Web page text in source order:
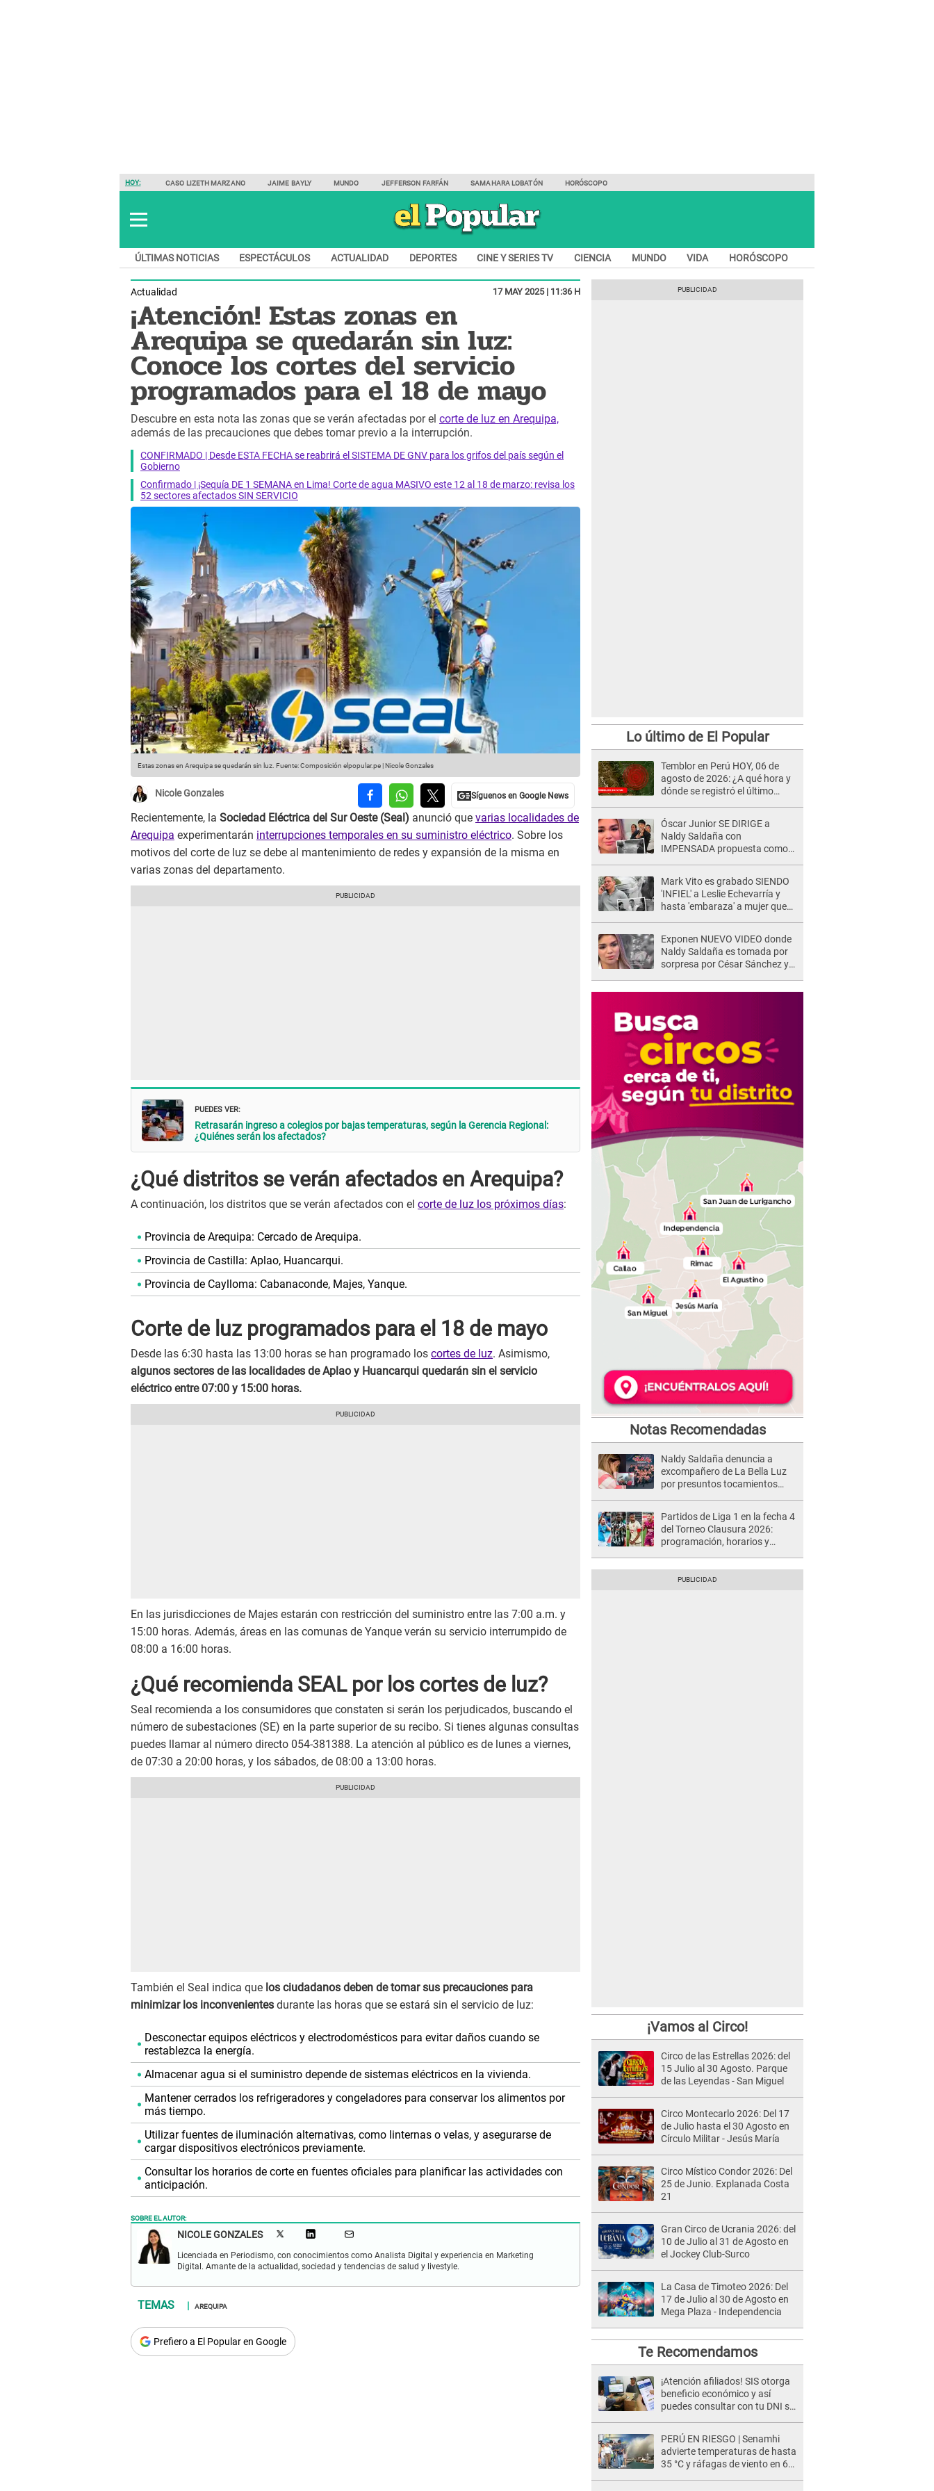
HOY: CASO LIZETH MARZANO JAIME BAYLY MUNDO JEFFERSON FARFÁN SAMAHARA LOBATÓN HORÓSCOPO
ÚLTIMAS NOTICIAS ESPECTÁCULOS ACTUALIDAD DEPORTES CINE Y SERIES TV CIENCIA MUNDO VIDA HORÓSCOPO
Actualidad 17 MAY 2025 | 11:36 H
¡Atención! Estas zonas en
Arequipa se quedarán sin luz:
Conoce los cortes del servicio
programados para el 18 de mayo
Descubre en esta nota las zonas que se verán afectadas por el corte de luz en Arequipa,
además de las precauciones que debes tomar previo a la interrupción.
CONFIRMADO | Desde ESTA FECHA se reabrirá el SISTEMA DE GNV para los grifos del país según el
Gobierno
Confirmado | ¡Sequía DE 1 SEMANA en Lima! Corte de agua MASIVO este 12 al 18 de marzo: revisa los
52 sectores afectados SIN SERVICIO
Estas zonas en Arequipa se quedarán sin luz. Fuente: Composición elpopular.pe | Nicole Gonzales
Nicole Gonzales
Recientemente, la Sociedad Eléctrica del Sur Oeste (Seal) anunció que varias localidades de
Arequipa experimentarán interrupciones temporales en su suministro eléctrico. Sobre los
motivos del corte de luz se debe al mantenimiento de redes y expansión de la misma en
varias zonas del departamento.
PUEDES VER:
Retrasarán ingreso a colegios por bajas temperaturas, según la Gerencia Regional:
¿Quiénes serán los afectados?
¿Qué distritos se verán afectados en Arequipa?
A continuación, los distritos que se verán afectados con el corte de luz los próximos días:
Provincia de Arequipa: Cercado de Arequipa.
Provincia de Castilla: Aplao, Huancarqui.
Provincia de Caylloma: Cabanaconde, Majes, Yanque.
Corte de luz programados para el 18 de mayo
Desde las 6:30 hasta las 13:00 horas se han programado los cortes de luz. Asimismo,
algunos sectores de las localidades de Aplao y Huancarqui quedarán sin el servicio
eléctrico entre 07:00 y 15:00 horas.
En las jurisdicciones de Majes estarán con restricción del suministro entre las 7:00 a.m. y
15:00 horas. Además, áreas en las comunas de Yanque verán su servicio interrumpido de
08:00 a 16:00 horas.
¿Qué recomienda SEAL por los cortes de luz?
Seal recomienda a los consumidores que constaten si serán los perjudicados, buscando el
número de subestaciones (SE) en la parte superior de su recibo. Si tienes algunas consultas
puedes llamar al número directo 054-381388. La atención al público es de lunes a viernes,
de 07:30 a 20:00 horas, y los sábados, de 08:00 a 13:00 horas.
También el Seal indica que los ciudadanos deben de tomar sus precauciones para
minimizar los inconvenientes durante las horas que se estará sin el servicio de luz:
Desconectar equipos eléctricos y electrodomésticos para evitar daños cuando se
restablezca la energía.
Almacenar agua si el suministro depende de sistemas eléctricos en la vivienda.
Mantener cerrados los refrigeradores y congeladores para conservar los alimentos por
más tiempo.
Utilizar fuentes de iluminación alternativas, como linternas o velas, y asegurarse de
cargar dispositivos electrónicos previamente.
Consultar los horarios de corte en fuentes oficiales para planificar las actividades con
anticipación.
SOBRE EL AUTOR:
NICOLE GONZALES
Licenciada en Periodismo, con conocimientos como Analista Digital y experiencia en Marketing
Digital. Amante de la actualidad, sociedad y tendencias de salud y livestyle.
AREQUIPA
Prefiero a El Popular en Google
Lo último de El Popular
Temblor en Perú HOY, 06 de
agosto de 2026: ¿A qué hora y
dónde se registró el último
Óscar Junior SE DIRIGE a
Naldy Saldaña con
IMPENSADA propuesta como
Mark Vito es grabado SIENDO
'INFIEL' a Leslie Echevarría y
hasta 'embaraza' a mujer que
Exponen NUEVO VIDEO donde
Naldy Saldaña es tomada por
sorpresa por César Sánchez y
Notas Recomendadas
Naldy Saldaña denuncia a
excompañero de La Bella Luz
por presuntos tocamientos
Partidos de Liga 1 en la fecha 4
del Torneo Clausura 2026:
programación, horarios y
¡Vamos al Circo!
Circo de las Estrellas 2026: del
15 Julio al 30 Agosto. Parque
de las Leyendas - San Miguel
Circo Montecarlo 2026: Del 17
de Julio hasta el 30 Agosto en
Círculo Militar - Jesús María
Circo Místico Condor 2026: Del
25 de Junio. Explanada Costa
21
Gran Circo de Ucrania 2026: del
10 de Julio al 31 de Agosto en
el Jockey Club-Surco
La Casa de Timoteo 2026: Del
17 de Julio al 30 de Agosto en
Mega Plaza - Independencia
Te Recomendamos
¡Atención afiliados! SIS otorga
beneficio económico y así
puedes consultar con tu DNI si
PERÚ EN RIESGO | Senamhi
advierte temperaturas de hasta
35 °C y ráfagas de viento en 6